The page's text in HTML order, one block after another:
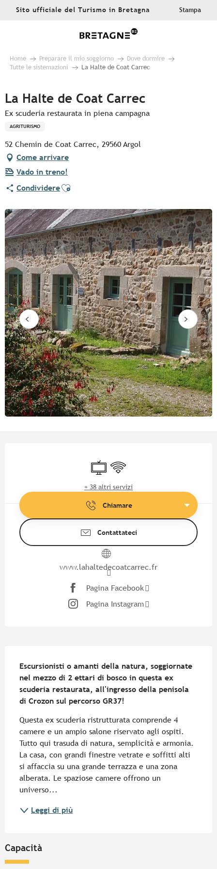
AllerSito ufficiale del Turismo in Bretagna Stampa
Home Preparare il mio soggiorno
Dove dormire
Tutte le sistemazioni
La Halte de Coat Carrec
La Halte de Coat Carrec
Ex scuderia restaurata in piena campagna
AGRITURISMO
52 Chemin de Coat Carrec, 29560 Argol
Come arrivare
Vado in treno!
CondividereAjouter aux favoris
Televisione
Wi-Fi
+ 38 altri servizi
Chiamare
Contattateci
www.lahaltedecoatcarrec.fr
Pagina Facebook
Pagina Instagram
Escursionisti o amanti della natura, soggiornate
nel mezzo di 2 ettari di bosco in questa ex
scuderia restaurata, all'ingresso della penisola
di Crozon sul percorso GR37!
Questa ex scuderia ristrutturata comprende 4
camere e un ampio salone riservato agli ospiti.
Tutto qui trasuda di natura, semplicità e armonia.
La casa, con grandi finestre vetrate e soffitti alti
si affaccia su una grande terrazza e una zona
alberata. Le spaziose camere offrono un
universo...
Leggi di più
Capacità